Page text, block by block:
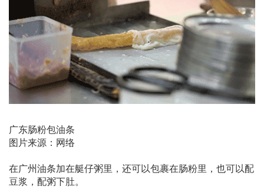
广东肠粉包油条
图片来源：网络
在广州油条加在艇仔粥里，还可以包裹在肠粉里，也可以配
豆浆，配粥下肚。